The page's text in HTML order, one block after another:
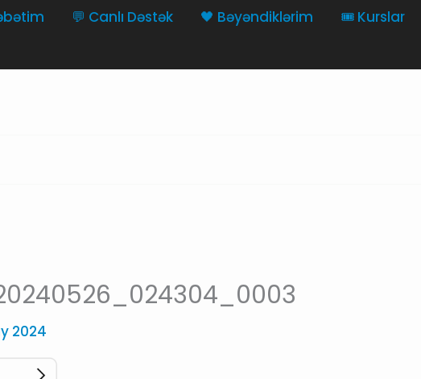
💬 Canlı Dəstək 🖤 Bəyəndiklərim 🎟️ Kurslar
2024